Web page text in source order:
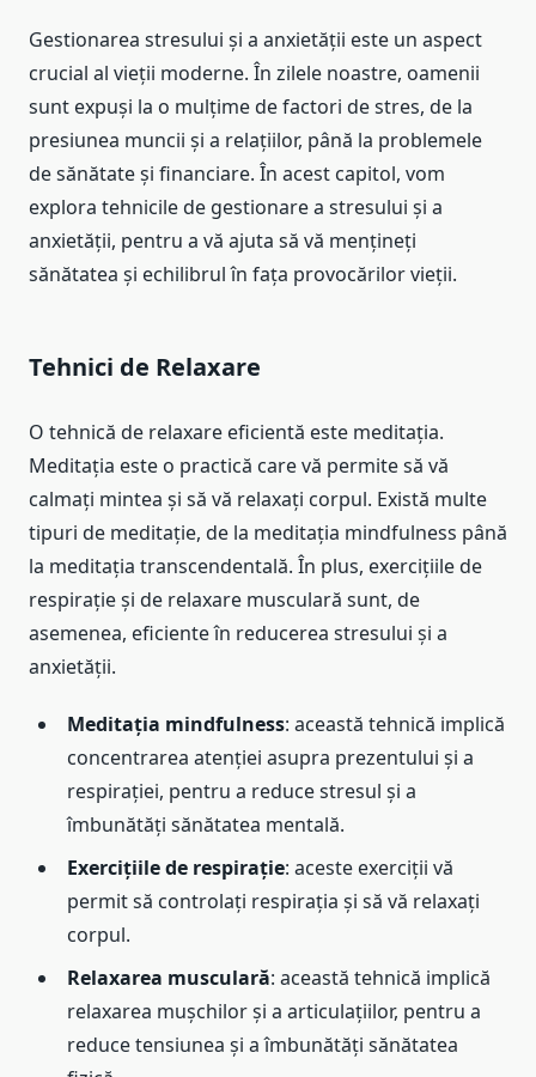
Gestionarea stresului și a anxietății este un aspect
crucial al vieții moderne. În zilele noastre, oamenii
sunt expuși la o mulțime de factori de stres, de la
presiunea muncii și a relațiilor, până la problemele
de sănătate și financiare. În acest capitol, vom
explora tehnicile de gestionare a stresului și a
anxietății, pentru a vă ajuta să vă mențineți
sănătatea și echilibrul în fața provocărilor vieții.
Tehnici de Relaxare
O tehnică de relaxare eficientă este meditația.
Meditația este o practică care vă permite să vă
calmați mintea și să vă relaxați corpul. Există multe
tipuri de meditație, de la meditația mindfulness până
la meditația transcendentală. În plus, exercițiile de
respirație și de relaxare musculară sunt, de
asemenea, eficiente în reducerea stresului și a
anxietății.
Meditația mindfulness: această tehnică implică
concentrarea atenției asupra prezentului și a
respirației, pentru a reduce stresul și a
îmbunătăți sănătatea mentală.
Exercițiile de respirație: aceste exerciții vă
permit să controlați respirația și să vă relaxați
corpul.
Relaxarea musculară: această tehnică implică
relaxarea mușchilor și a articulațiilor, pentru a
reduce tensiunea și a îmbunătăți sănătatea